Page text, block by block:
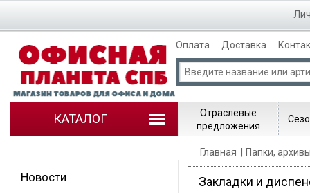
Оплата Доставка
КАТАЛОГ
Отраслевые
предложения
Новости
Главная Папки,
Закладки и